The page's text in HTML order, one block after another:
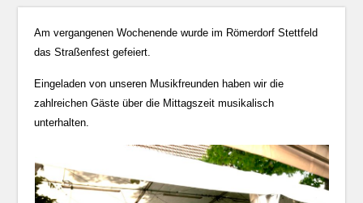
Am vergangenen Wochenende wurde im Römerdorf Stettfeld
das Straßenfest gefeiert.
Eingeladen von unseren Musikfreunden haben wir die
zahlreichen Gäste über die Mittagszeit musikalisch
unterhalten.